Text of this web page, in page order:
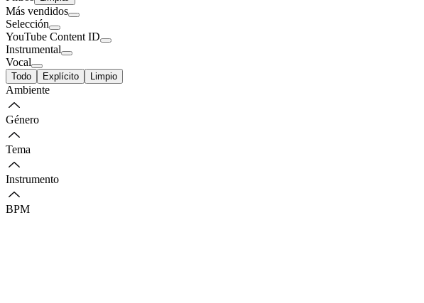
Más vendidos
Selección
YouTube Content ID
Instrumental
Vocal
Todo Explícito Limpio
Ambiente
Género
Tema
Instrumento
BPM